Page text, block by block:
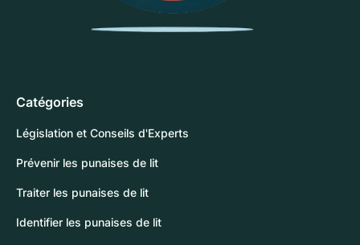
Catégories
Législation et Conseils d'Experts
Prévenir les punaises de lit
Traiter les punaises de lit
Identifier les punaises de lit